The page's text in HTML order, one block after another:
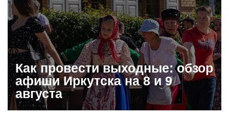
Как провести выходные: обзор
афиши Иркутска на 8 и 9
августа